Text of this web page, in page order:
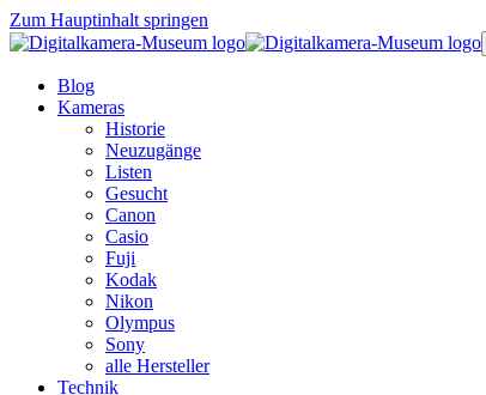
Zum Hauptinhalt springen
Blog
Kameras
Historie
Neuzugänge
Listen
Gesucht
Canon
Casio
Fuji
Kodak
Nikon
Olympus
Sony
alle Hersteller
Technik